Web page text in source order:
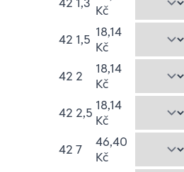
Kč
42 1,5 18,14
Kč
42 2
18,14
Kč
42 2,5 18,14
Kč
42 7
46,40
Kč